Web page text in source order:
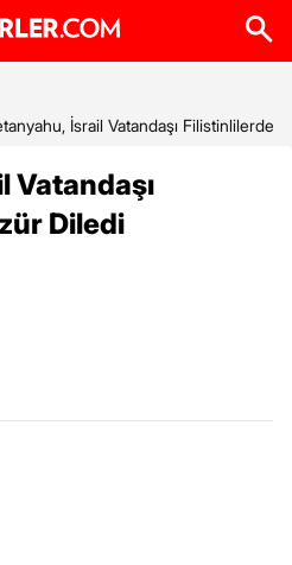
İsrail Vatandaşı
Vatandaşı
Diledi